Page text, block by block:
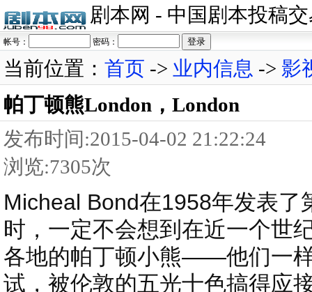
剧本网 - 中国剧本投稿
帐号： 密码：
当前位置： 首页 -> 业内信息 -> 影
帕丁顿熊London，London
发布时间:2015-04-02 21:22:24
浏览:7305次
Micheal Bond在1958年发表
时，一定不会想到在近一个世
各地的帕丁顿小熊——他们一
试，被伦敦的五光十色搞得应